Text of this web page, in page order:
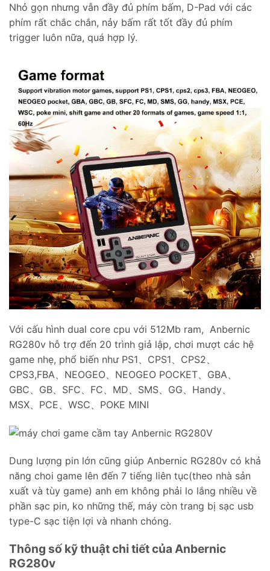
Nhỏ gọn nhưng vẫn đầy đủ phím bấm, D-Pad với các
phím rất chắc chắn, nảy bấm rất tốt đầy đủ phím
trigger luôn nữa, quá hợp lý.
Với cấu hình dual core cpu với 512Mb ram, Anbernic
RG280v hỗ trợ đến 20 trình giả lập, chơi mượt các hệ
game nhẹ, phổ biến như PS1、CPS1、CPS2、
CPS3,FBA、NEOGEO、NEOGEO POCKET、GBA、
GBC、GB、SFC、FC、MD、SMS、GG、Handy、
MSX、PCE、WSC、POKE MINI
Dung lượng pin lớn cũng giúp Anbernic RG280v có khả
năng choi game lên đến 7 tiếng liên tục(theo nhà sản
xuất và tùy game) anh em không phải lo lắng nhiều về
phần sạc pin, ko những thế, máy còn trang bị sạc usb
type-C sạc tiện lợi và nhanh chóng.
Thông số kỹ thuật chi tiết của Anbernic
RG280v